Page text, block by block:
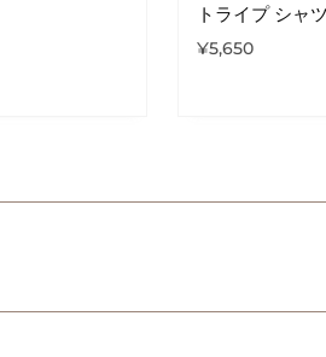
トライプ シャ
¥5,650